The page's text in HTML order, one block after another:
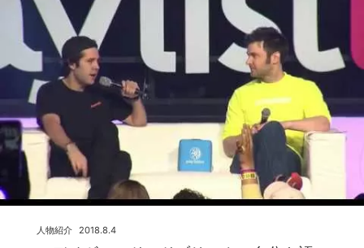
2018.8.4
人物紹介